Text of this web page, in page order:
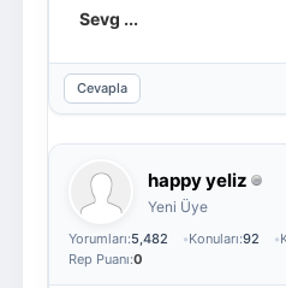
Sevg ...
Cevapla
happy yeliz
Yeni Üye
Yorumları:5,482 Konuları:92
Rep Puanı:0